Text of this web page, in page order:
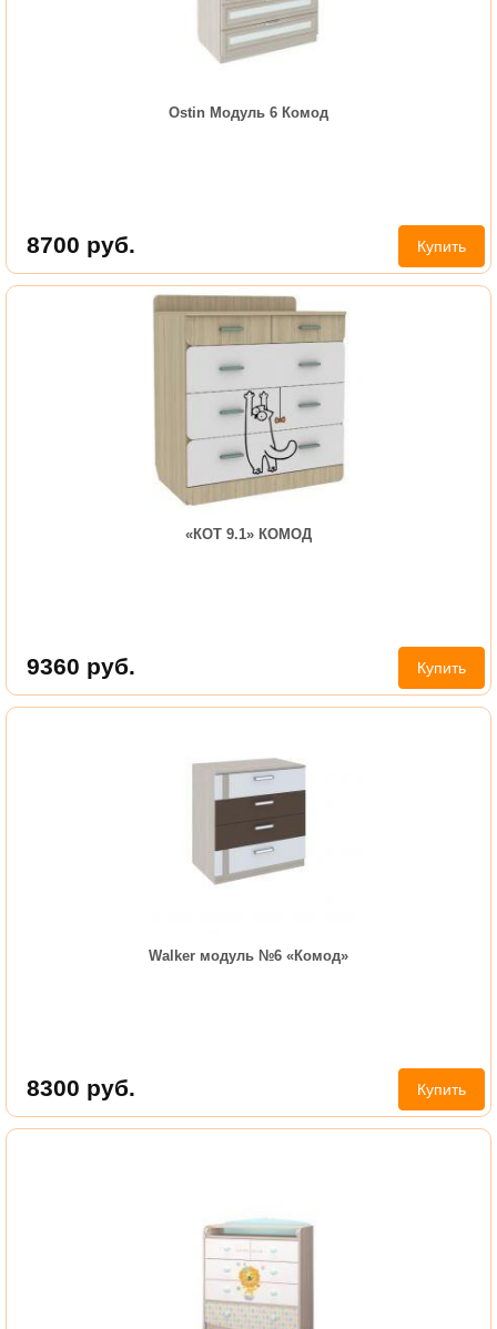
Ostin Модуль 6 Комод
8700 руб. Купить
«КОТ 9.1» КОМОД
9360 руб. Купить
Walker модуль №6 «Комод»
8300 руб. Купить